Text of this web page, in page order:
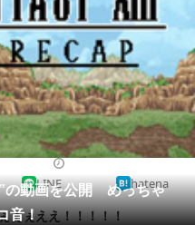
ニュース
イズ
域
育・育児
リサーチ
の動画を公開 めっちゃ
音！
LINE hatena
ぇぇええ！！！！！